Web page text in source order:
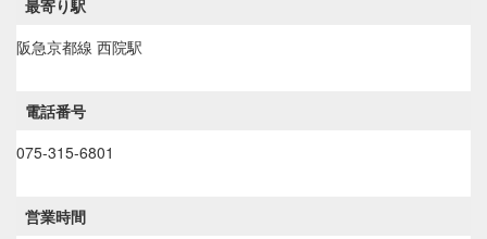
最寄り駅
阪急京都線 西院駅
電話番号
075-315-6801
営業時間